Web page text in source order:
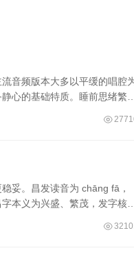
音频版本大多以平缓的唱腔
心的基础特质。睡前思绪繁
妥。昌发读音为 chāng fā，
本义为兴盛、繁茂，发字核